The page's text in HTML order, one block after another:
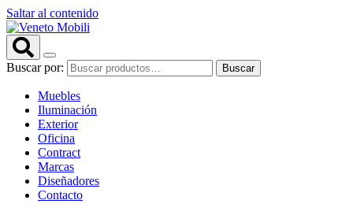
Saltar al contenido
Buscar por: Buscar
Muebles
Iluminación
Exterior
Oficina
Contract
Marcas
Diseñadores
Contacto